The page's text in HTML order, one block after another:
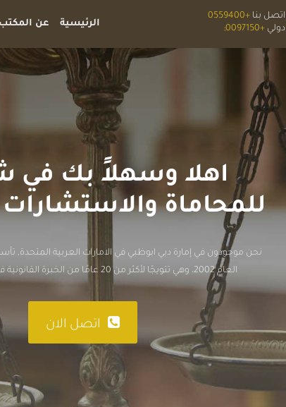
اتصل بنا+0559400
دولي+0097150; الرئيسية عن المكتب
اهلا وسهلاً بك في
للمحاماة والاستشارات
نحن موجودون في إمارة دبي ابوظبي في الامارات العربية المتحدة,
العام 2002، وهي تتويجًا لأكثر من 20 عامًا من الخبرة القانونية في الامارات والخارج .
اتصل الان